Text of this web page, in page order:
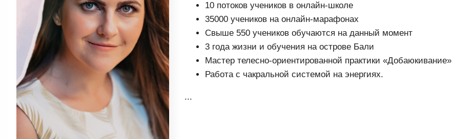
10 потоков учеников в онлайн-школе
35000 учеников на онлайн-марафонах
Свыше 550 учеников обучаются на данный момент
3 года жизни и обучения на острове Бали
Мастер телесно-ориентированной практики «Добаюкивание»
Работа с чакральной системой на энергиях.
...